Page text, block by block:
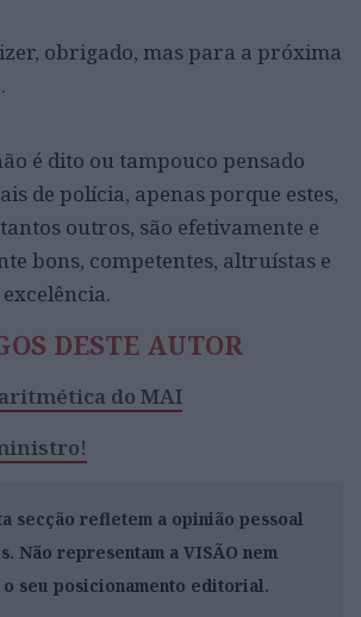
obrigado, mas para a próxima
é dito ou tampouco pensado
de polícia, apenas porque estes,
outros, são efetivamente e
bons, competentes, altruístas e
DESTE AUTOR
do MAI
secção refletem a opinião pessoal
Não representam a VISÃO nem
o seu posicionamento editorial.